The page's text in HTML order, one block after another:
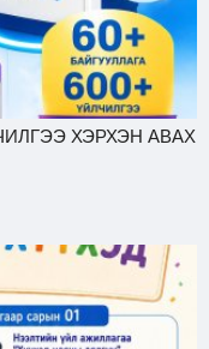
ХЭРХЭН АВАХ